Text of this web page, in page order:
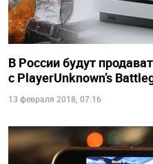
В России будут
с PlayerUnknown’s
13 февраля 2018, 07:16